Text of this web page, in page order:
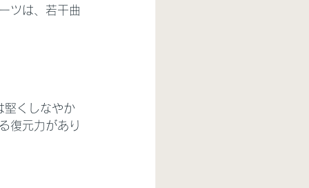
ツは、若干曲
堅くしなやか
復元力があり